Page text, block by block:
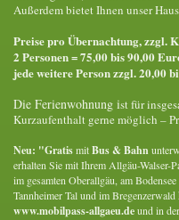
Außerdem bietet Ihnen unser Haus
Preise pro Übernachtung, zzgl.
2 Personen = 75,00 bis 90,00
jede weitere Person zzgl. 20,00
Die Ferienwohnung ist für
Kurzaufenthalt gerne möglich –
Neu: "GratismitBus&Bahn
erhalten Sie mit Ihrem Allgäu-Walser-
im gesamten Oberallgäu, am
Tannheimer Tal und im
www.mobilpass-allgaeu.deund in